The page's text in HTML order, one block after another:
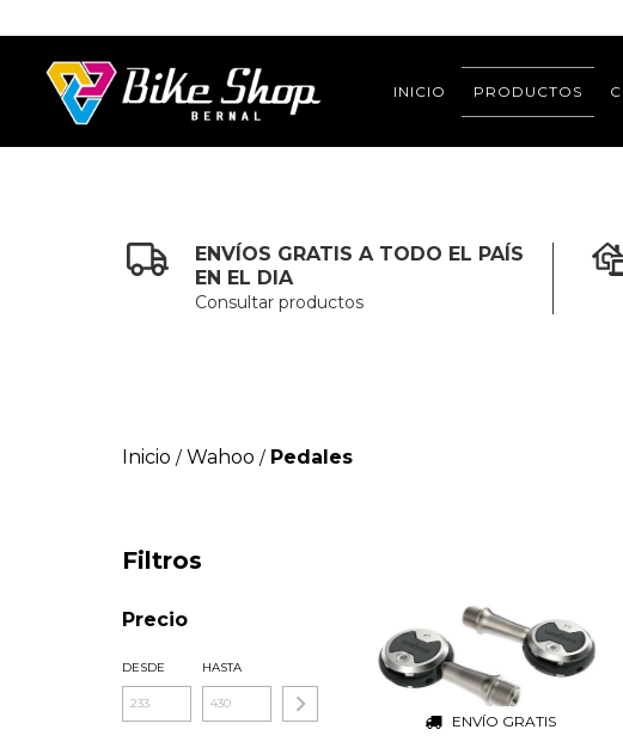
INICIO PRODUCTOS
ENVÍOS GRATIS A TODO EL PAÍS
EN EL DIA
Consultar productos
Inicio / Wahoo / Pedales
Filtros
Precio
DESDE HASTA
ENVÍO GRATIS